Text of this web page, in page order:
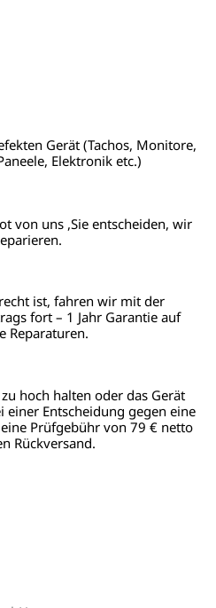
Gerät (Tachos, Monitore,
Elektronik etc.)
von uns ,Sie entscheiden, wir
ist, fahren wir mit der
fort – 1 Jahr Garantie auf
Reparaturen.
hoch halten oder das Gerät
Entscheidung gegen eine
Prüfgebühr von 79 € netto
Rückversand.